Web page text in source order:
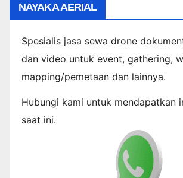
NAYAKA AERIAL
Spesialis jasa sewa drone
dan video untuk event, gathering,
mapping/pemetaan dan lainnya.
Hubungi kami untuk mendapatkan
saat ini.